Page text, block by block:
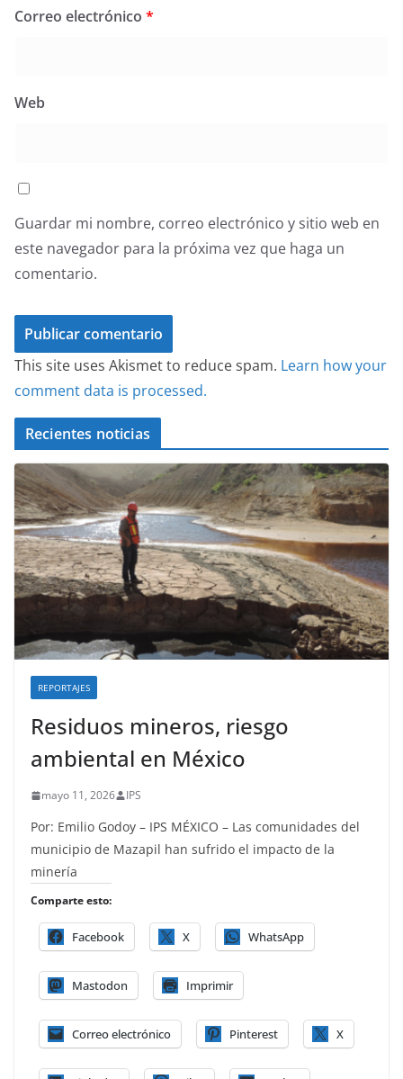
Correo electrónico *
Web
Guardar mi nombre, correo electrónico y sitio web en
este navegador para la próxima vez que haga un
comentario.
This site uses Akismet to reduce spam. Learn how your
comment data is processed.
Recientes noticias
REPORTAJES
Residuos mineros, riesgo
ambiental en México
mayo 11, 2026 IPS
Por: Emilio Godoy – IPS MÉXICO – Las comunidades del
municipio de Mazapil han sufrido el impacto de la
minería
Comparte esto:
Facebook X WhatsApp
Mastodon Imprimir
Correo electrónico Pinterest X